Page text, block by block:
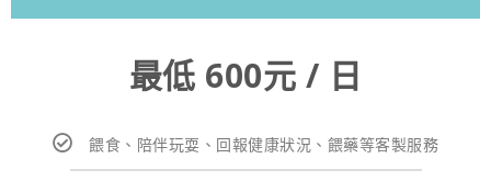
最低 600元 / 日
餵食、陪伴玩耍、回報健康狀況、餵藥等客製服務